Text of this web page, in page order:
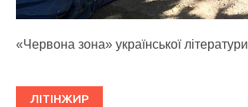
«Червона зона» української літератури
ЛІТІНЖИР